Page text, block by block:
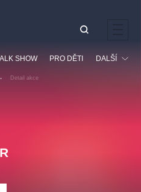
SHOW PRO DĚTI DALŠÍ
Detail akce